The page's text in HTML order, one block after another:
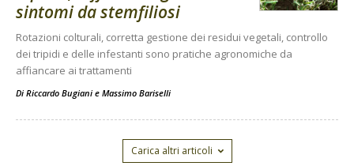
sintomi da stemfiliosi
Rotazioni colturali, corretta gestione dei residui vegetali, controllo
dei tripidi e delle infestanti sono pratiche agronomiche da
affiancare ai trattamenti
Di Riccardo Bugiani e Massimo Bariselli
Carica altri articoli